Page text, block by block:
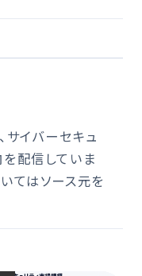
サイバーセキュ
配信していま
てはソース元を